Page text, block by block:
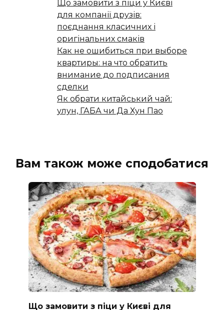
Що замовити з піци у Києві
для компанії друзів:
поєднання класичних і
оригінальних смаків
Как не ошибиться при выборе
квартиры: на что обратить
внимание до подписания
сделки
Як обрати китайський чай:
улун, ГАБА чи Да Хун Пао
Вам також може сподобатися
Що замовити з піци у Києві для